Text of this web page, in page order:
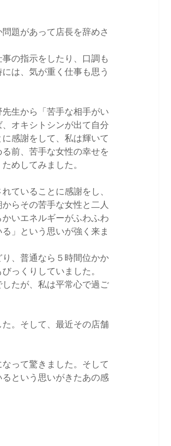
題があって店長を辞めさ
の指示をしたり、口調も
は、気が重く仕事も思う
生から「苦手な相手がい
オキシトシンが出て自分
感謝をして、私は輝いて
前、苦手な女性の幸せを
めしてみました。
ていることに感謝をし、
らその苦手な女性と二人
いエネルギーがふわふわ
」という思いが強く来ま
、普通なら５時間位かか
っくりしていました。
たが、私は平常心で過ご
。そして、最近その店舗
って驚きました。そして
という思いがきたあの感